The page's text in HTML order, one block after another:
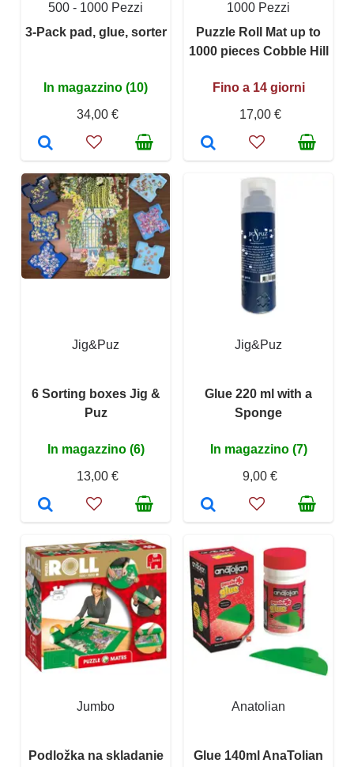
500 - 1000 Pezzi
3-Pack pad, glue, sorter
In magazzino (10)
34,00 €
1000 Pezzi
Puzzle Roll Mat up to
1000 pieces Cobble Hill
Fino a 14 giorni
17,00 €
Jig&Puz
6 Sorting boxes Jig &
Puz
In magazzino (6)
13,00 €
Jig&Puz
Glue 220 ml with a
Sponge
In magazzino (7)
9,00 €
Jumbo
Podložka na skladanie
Anatolian
Glue 140ml AnaTolian